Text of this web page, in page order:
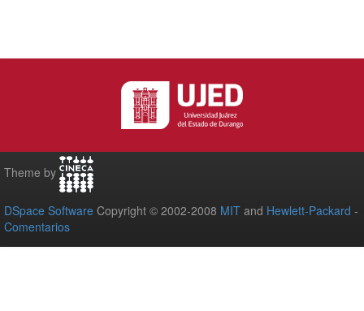
Theme by
DSpace Software Copyright © 2002-2008 MIT and Hewlett-Packard -
Comentarios